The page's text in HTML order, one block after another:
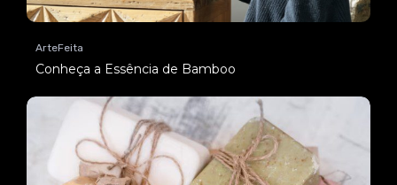
ArteFeita
Conheça a Essência de Bamboo